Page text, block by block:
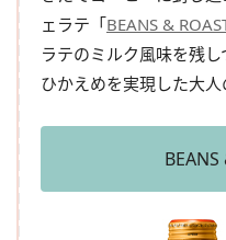
ェラテ「BEANS &
ラテのミルク風味を残
ひかえめを実現した大人
BEANS